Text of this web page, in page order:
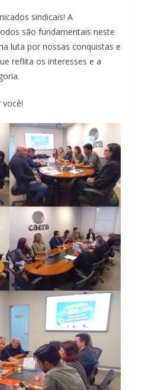
sindicais! A
são fundamentais neste
luta por nossas conquistas e
reflita os interesses e a
você!